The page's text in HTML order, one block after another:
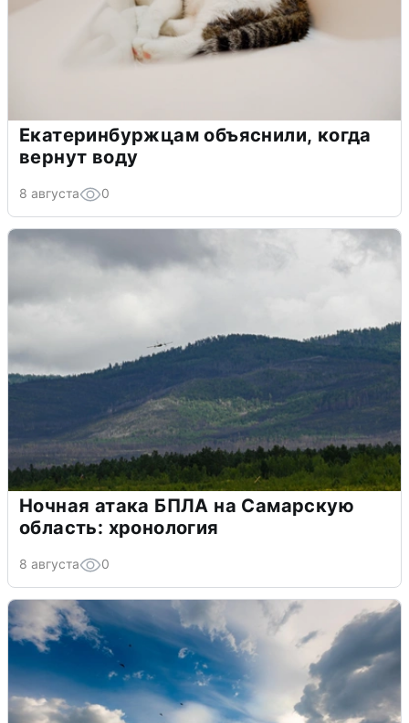
Екатеринбуржцам объяснили, когда
вернут воду
8 августа 0
Ночная атака БПЛА на Самарскую
область: хронология
8 августа 0